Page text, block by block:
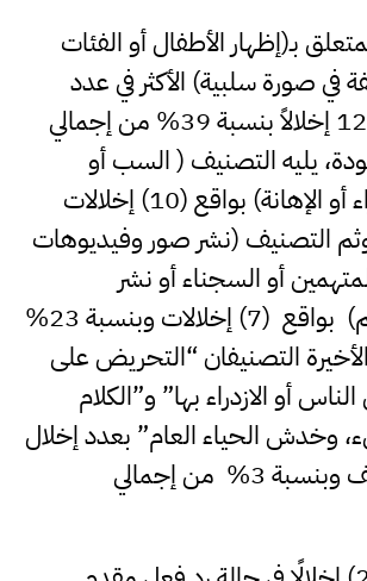
بـ(إظهار الأطفال أو الفئات
في صورة سلبية) الأكثر في عدد
الإخلالات بواقع 12 إخلالاً بنسبة 39% من إجمالي
يليه التصنيف ( السب أو
التشهير أو الإفتراء أو الإهانة) بواقع (10) إخلالات
32%، وثم التصنيف (نشر صور وفيديوهات
أو السجناء أو نشر
التحقيقات معهم) بواقع (7) إخلالات وبنسبة 23%
التصنيفان “التحريض على
أو الازدراء بها” و”الكلام
وخدش الحياء العام” بعدد إخلال
واحد لكل تصنيف وبنسبة 3% من إجمالي